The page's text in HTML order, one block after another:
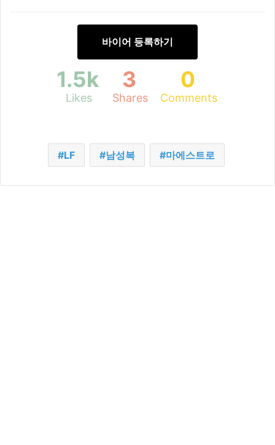
바이어 등록하기
1.5k
Likes
3
Shares
0
Comments
LF 남성복 마에스트로